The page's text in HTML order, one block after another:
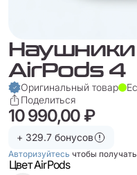
Наушники
AirPods 4
Оригинальный товар
Поделиться
10 990,00 ₽
+ 329.7 бонусов
Авторизуйтесь чтобы
Цвет AirPods